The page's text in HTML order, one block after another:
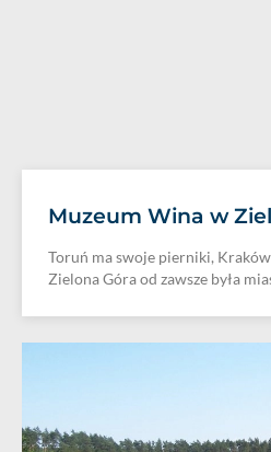
Muzeum Wina w
Toruń ma swoje pierniki,
Zielona Góra od zawsze była